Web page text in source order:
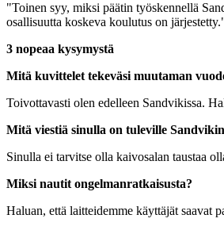
"Toinen syy, miksi päätin työskennellä
osallisuutta koskeva koulutus on
3 nopeaa kysymystä
Mitä kuvittelet tekeväsi muutaman
Toivottavasti olen edelleen Sandvikissa.
Mitä viestiä sinulla on tuleville
Sinulla ei tarvitse olla kaivosalan taustaa
Miksi nautit ongelmanratkaisusta?
Haluan, että laitteidemme käyttäjät saavat